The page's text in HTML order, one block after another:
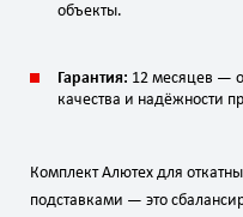
объекты.
Гарантия: 12 месяцев —
качества и надёжности
Комплект Алютех для
подставками — это